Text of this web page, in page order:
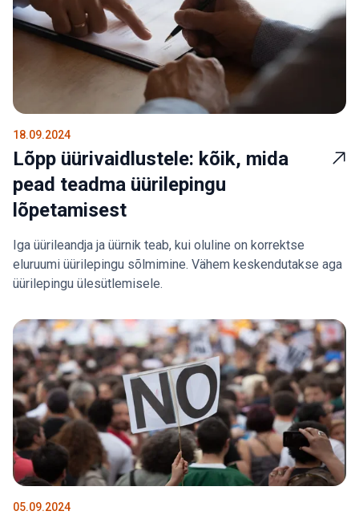
18.09.2024
Lõpp üürivaidlustele: kõik, mida
pead teadma üürilepingu
lõpetamisest
Iga üürileandja ja üürnik teab, kui oluline on korrektse
eluruumi üürilepingu sõlmimine. Vähem keskendutakse aga
üürilepingu ülesütlemisele.
05.09.2024